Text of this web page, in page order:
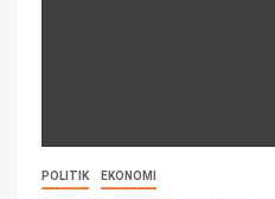
POLITIK EKONOMI